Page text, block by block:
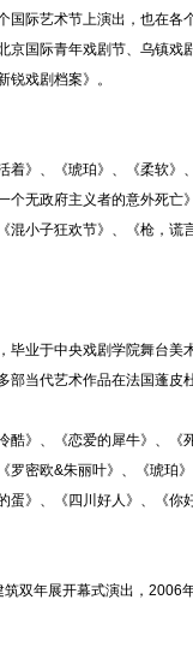
国际艺术节上演出，也在
京国际青年戏剧节、乌镇
锐戏剧档案》。
着》、《琥珀》、《柔软
个无政府主义者的意外死
混小子狂欢节》、《枪，
业于中央戏剧学院舞台
部当代艺术作品在法国蓬
酷》、《恋爱的犀牛》、
罗密欧&朱丽叶》、《琥
蛋》、《四川好人》、《
双年展开幕式演出，2006